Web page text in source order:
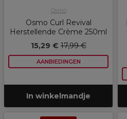
Osmo
Osmo Curl Revival
Herstellende Crème 250ml
15,29 €17,99 €
AANBIEDINGEN
In winkelmandje